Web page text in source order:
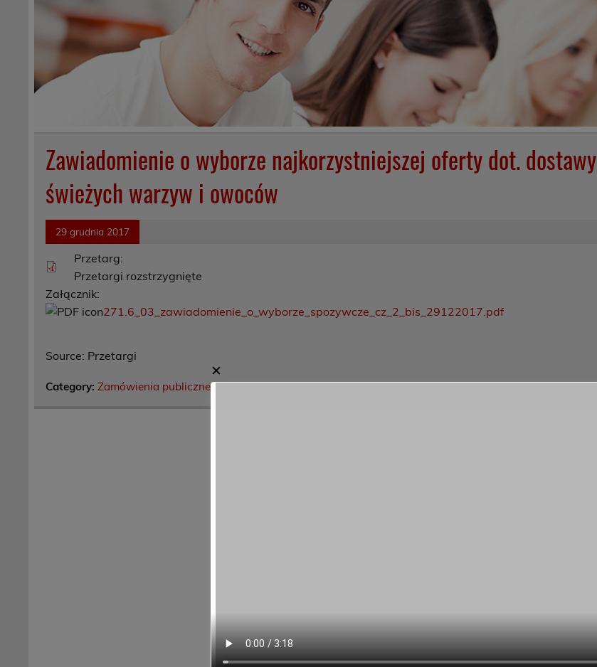
Zawiadomienie o wyborze najkorzystniejszej oferty dot. dostawy
świeżych warzyw i owoców
29 grudnia 2017
Przetarg:
Przetargi rozstrzygnięte
Załącznik:
271.6_03_zawiadomienie_o_wyborze_spozywcze_cz_2_bis_29122017.pdf
Source: Przetargi
Category:Zamówienia publiczne
✕